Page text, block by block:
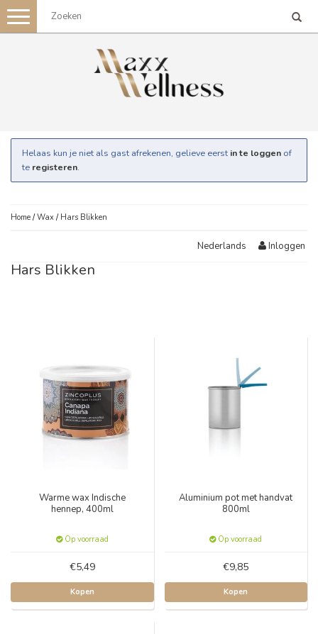
Toggle
navigation
Helaas kun je niet als gast afrekenen, gelieve eerst in te loggen of
te registeren.
Home /Wax / Hars Blikken
Nederlands Inloggen
Hars Blikken
Warme wax Indische
hennep, 400ml
Op voorraad
€5,49
Kopen
Aluminium pot met handvat
800ml
Op voorraad
€9,85
Kopen